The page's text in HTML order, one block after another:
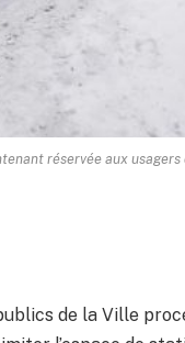
réservée aux usagers
de la Ville